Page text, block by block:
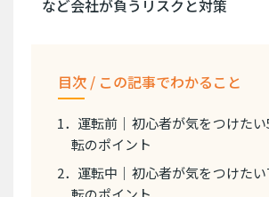
など会社が負うリスクと対策
目次 / この記事でわかること
1．運転前｜初心者が気をつけた
転のポイント
2．運転中｜初心者が気をつけた